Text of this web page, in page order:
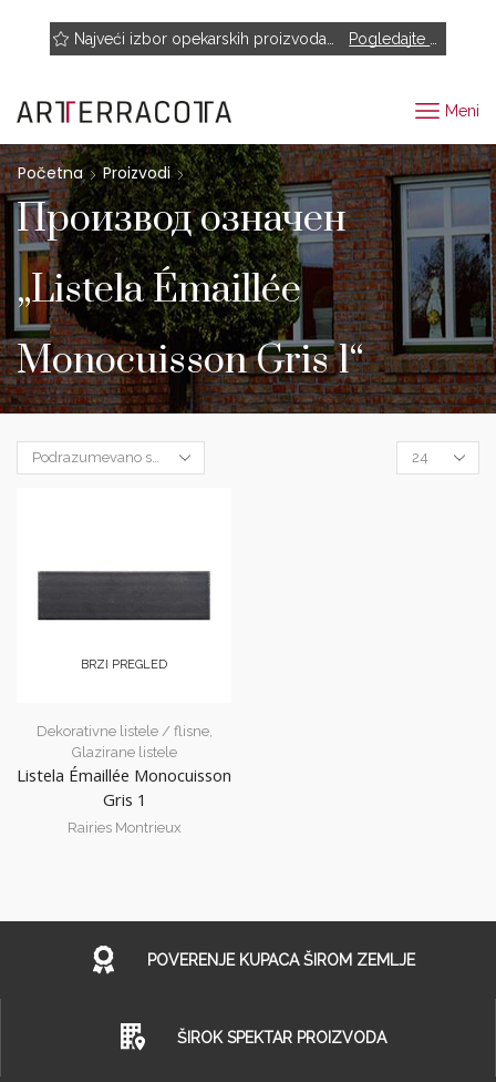
Meni
Početna Proizvodi
Производ oзначен
„Listela Émaillée
Monocuisson Gris 1“
Products
per
BRZI PREGLED
Dekorativne listele / flisne,
Glazirane listele
Listela Émaillée Monocuisson
Gris 1
Rairies Montrieux
POVERENJE KUPACA ŠIROM ZEMLJE
ŠIROK SPEKTAR PROIZVODA